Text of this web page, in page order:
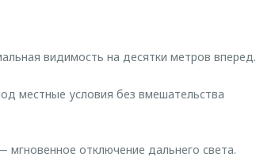
видимость на десятки метров вперед.
местные условия без вмешательства
мгновенное отключение дальнего света.